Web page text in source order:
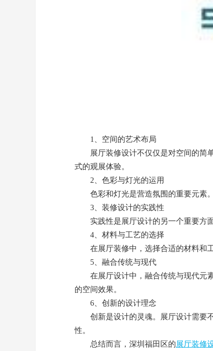
1、空间的艺术布局
展厅装修设计不仅仅是对空间的简单
式的观展体验。
2、色彩与灯光的运用
色彩和灯光是营造氛围的重要元素。
3、装修设计的实践性
实践性是展厅设计的另一个重要方面
4、材料与工艺的选择
在展厅装修中，选择合适的材料和工
5、融合传统与现代
在展厅设计中，融合传统与现代元素
的空间效果。
6、创新的设计理念
创新是设计的灵魂。展厅设计需要不
性。
总结而言，深圳福田区的展厅装修